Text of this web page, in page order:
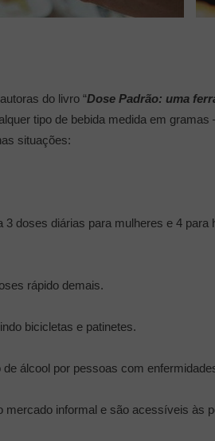
do livro “Dose Padrão: uma
tipo de bebida medida em
situações:
doses diárias para mulheres e 4
rápido demais.
bicicletas e patinetes.
álcool por pessoas com
mercado informal e são acessíveis às